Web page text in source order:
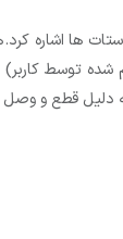
ها اشاره